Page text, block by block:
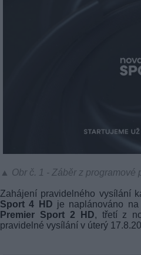
▲ Obr č. 1 - Záběr z programové
Zahájení pravidelného vysílání
Sport 4 HD je naplánováno
Premier Sport 2 HD, třetí z
pravidelné vysílání v úterý